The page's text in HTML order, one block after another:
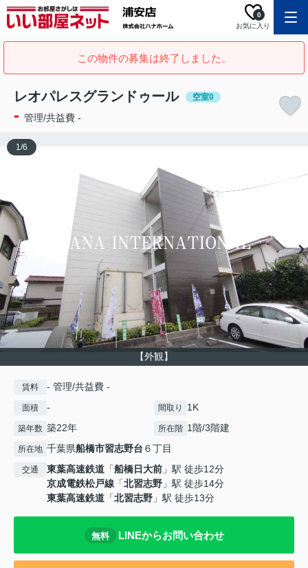
お気に入り
0
この物件の募集は終了しました。
レオパレスグランドゥール 空室0
- 管理/共益費 -
【外観】
1/6
賃料 - 管理/共益費 -
面積 - 間取り 1K
築年数 築22年 所在階 1階/3階建
所在地 千葉県船橋市習志野台 ６丁目
交通 東葉高速鉄道 「船橋日大前 」駅 徒歩12分
京成電鉄松戸線 「北習志野 」駅 徒歩14分
東葉高速鉄道 「北習志野 」駅 徒歩13分
無料 LINEからお問い合わせ